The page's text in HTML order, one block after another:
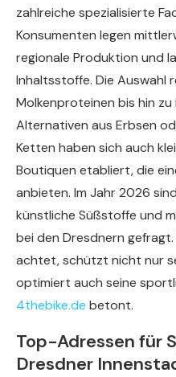
zahlreiche spezialisierte
Konsumenten legen
regionale Produktion und
Inhaltsstoffe. Die Auswahl
Molkenproteinen bis hin
Alternativen aus Erbsen
Ketten haben sich auch
Boutiquen etabliert, die
anbieten. Im Jahr 2026
künstliche Süßstoffe und
bei den Dresdnern
achtet, schützt nicht nur
optimiert auch seine
4thebike.de betont.
Top-Adressen für
Dresdner